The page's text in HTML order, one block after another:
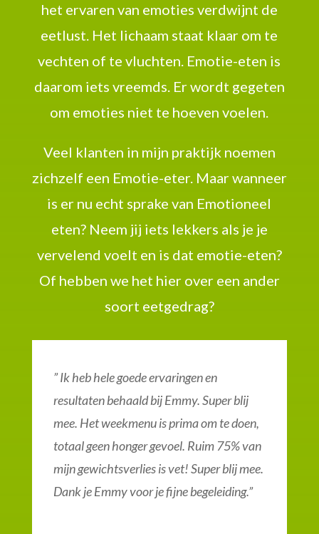
het ervaren van emoties verdwijnt de
eetlust. Het lichaam staat klaar om te
vechten of te vluchten. Emotie-eten is
daarom iets vreemds. Er wordt gegeten
om emoties niet te hoeven voelen.
Veel klanten in mijn praktijk noemen
zichzelf een Emotie-eter. Maar wanneer
is er nu echt sprake van Emotioneel
eten? Neem jij iets lekkers als je je
vervelend voelt en is dat emotie-eten?
Of hebben we het hier over een ander
soort eetgedrag?
” Ik heb hele goede ervaringen en
resultaten behaald bij Emmy. Super blij
mee. Het weekmenu is prima om te doen,
totaal geen honger gevoel. Ruim 75% van
mijn gewichtsverlies is vet! Super blij mee.
Dank je Emmy voor je fijne begeleiding.”